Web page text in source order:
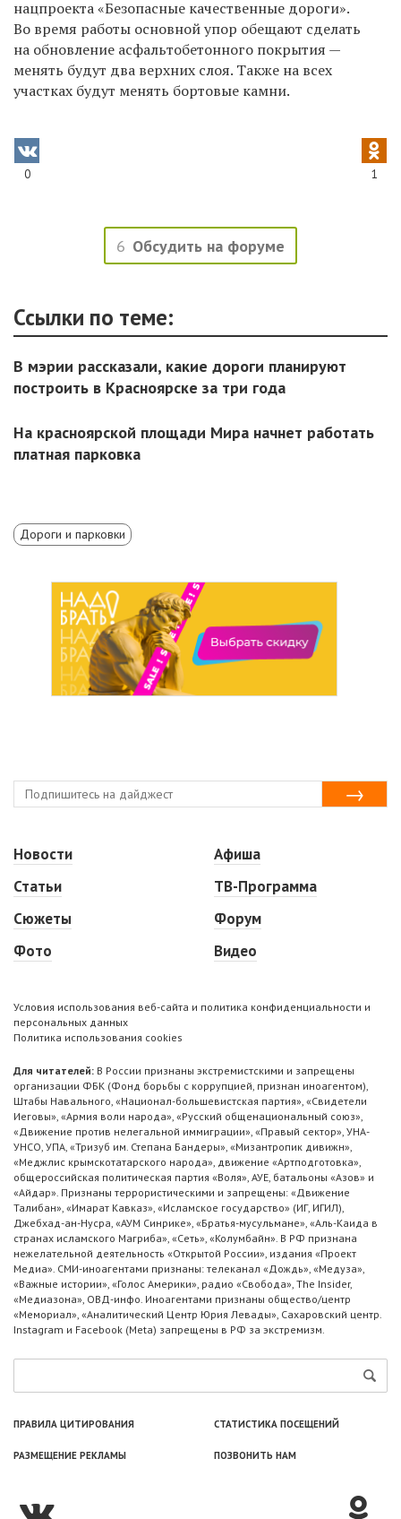
нацпроекта «Безопасные качественные дороги».
Во время работы основной упор обещают сделать
на обновление асфальтобетонного покрытия —
менять будут два верхних слоя. Также на всех
участках будут менять бортовые камни.
0 1
6 Обсудить на форуме
Ссылки по теме:
В мэрии рассказали, какие дороги планируют
построить в Красноярске за три года
На красноярской площади Мира начнет работать
платная парковка
Дороги и парковки
Новости
Статьи
Сюжеты
Фото
Афиша
ТВ-Программа
Форум
Видео
Условия использования веб-сайта и политика конфиденциальности и
персональных данных
Политика использования cookies
Для читателей: В России признаны экстремистскими и запрещены
организации ФБК (Фонд борьбы с коррупцией, признан иноагентом),
Штабы Навального, «Национал-большевистская партия», «Свидетели
Иеговы», «Армия воли народа», «Русский общенациональный союз»,
«Движение против нелегальной иммиграции», «Правый сектор», УНА-
УНСО, УПА, «Тризуб им. Степана Бандеры», «Мизантропик дивижн»,
«Меджлис крымскотатарского народа», движение «Артподготовка»,
общероссийская политическая партия «Воля», АУЕ, батальоны «Азов» и
«Айдар». Признаны террористическими и запрещены: «Движение
Талибан», «Имарат Кавказ», «Исламское государство» (ИГ, ИГИЛ),
Джебхад-ан-Нусра, «АУМ Синрике», «Братья-мусульмане», «Аль-Каида в
странах исламского Магриба», «Сеть», «Колумбайн». В РФ признана
нежелательной деятельность «Открытой России», издания «Проект
Медиа». СМИ-иноагентами признаны: телеканал «Дождь», «Медуза»,
«Важные истории», «Голос Америки», радио «Свобода», The Insider,
«Медиазона», ОВД-инфо. Иноагентами признаны общество/центр
«Мемориал», «Аналитический Центр Юрия Левады», Сахаровский центр.
Instagram и Facebook (Metа) запрещены в РФ за экстремизм.
ПРАВИЛА ЦИТИРОВАНИЯ СТАТИСТИКА ПОСЕЩЕНИЙ
РАЗМЕЩЕНИЕ РЕКЛАМЫ ПОЗВОНИТЬ НАМ